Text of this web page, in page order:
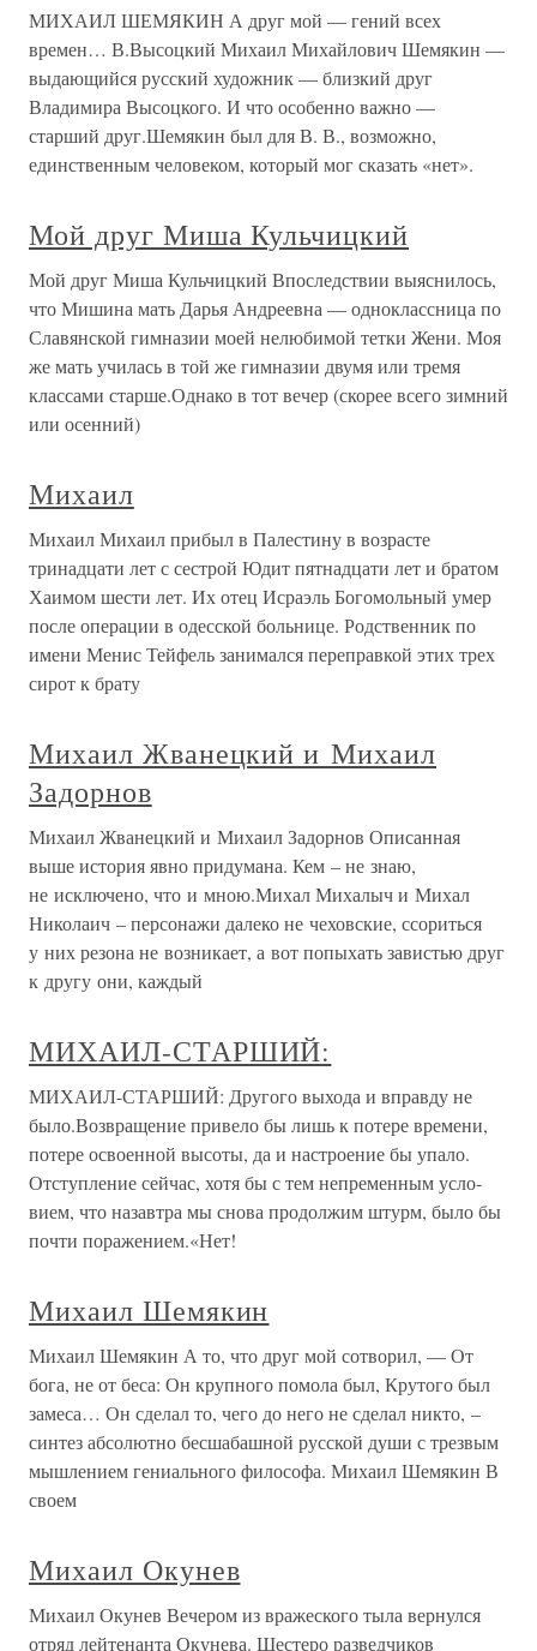
МИХАИЛ ШЕМЯКИН А друг мой — гений всех
времен… В.Высоцкий Михаил Михайлович Шемякин —
выдающийся русский художник — близкий друг
Владимира Высоцкого. И что особенно важно —
старший друг.Шемякин был для В. В., возможно,
единственным человеком, который мог сказать «нет».
Мой друг Миша Кульчицкий
Мой друг Миша Кульчицкий Впоследствии выяснилось,
что Мишина мать Дарья Андреевна — одноклассница по
Славянской гимназии моей нелюбимой тетки Жени. Моя
же мать училась в той же гимназии двумя или тремя
классами старше.Однако в тот вечер (скорее всего зимний
или осенний)
Михаил
Михаил Михаил прибыл в Палестину в возрасте
тринадцати лет с сестрой Юдит пятнадцати лет и братом
Хаимом шести лет. Их отец Исраэль Богомольный умер
после операции в одесской больнице. Родственник по
имени Менис Тейфель занимался переправкой этих трех
сирот к брату
Михаил Жванецкий и Михаил
Задорнов
Михаил Жванецкий и Михаил Задорнов Описанная
выше история явно придумана. Кем – не знаю,
не исключено, что и мною.Михал Михалыч и Михал
Николаич – персонажи далеко не чеховские, ссориться
у них резона не возникает, а вот попыхать завистью друг
к другу они, каждый
МИХАИЛ-СТАРШИЙ:
МИХАИЛ-СТАРШИЙ: Другого выхода и вправду не
было.Возвращение привело бы лишь к потере времени,
потере освоенной высоты, да и настроение бы упало.
Отступление сейчас, хотя бы с тем непременным усло­
вием, что назавтра мы снова продолжим штурм, было бы
почти поражением.«Нет!
Михаил Шемякин
Михаил Шемякин А то, что друг мой сотворил, — От
бога, не от беса: Он крупного помола был, Крутого был
замеса… Он сделал то, чего до него не сделал никто, –
синтез абсолютно бесшабашной русской души с трезвым
мышлением гениального философа. Михаил Шемякин В
своем
Михаил Окунев
Михаил Окунев Вечером из вражеского тыла вернулся
отряд лейтенанта Окунева. Шестеро разведчиков